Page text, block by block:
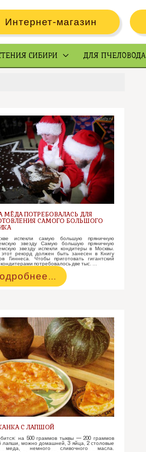
Интернет-магазин
СИБИРИ ДЛЯ ПЧЕЛОВОДА
МЁДА ПОТРЕБОВАЛАСЬ ДЛЯ
САМОГО БОЛЬШОГО
испекли самую большую пряничную
звезду Самую большую пряничную
звезду испекли кондитеры в Москвы.
этот рекорд должен быть занесен в Книгу
Гиннеса. Чтобы приготовать гигантский
кондитерами потребовалось две тыс. …
С ЛАПШОЙ
на 500 граммов тыквы — 200 граммов
лапши, можно домашней, 3 яйца, 2 столовые
меда, немного сливочного масла.